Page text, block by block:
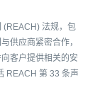
(REACH) 法规，包
供应商紧密合作，
客户提供相关的安
REACH 第 33 条声